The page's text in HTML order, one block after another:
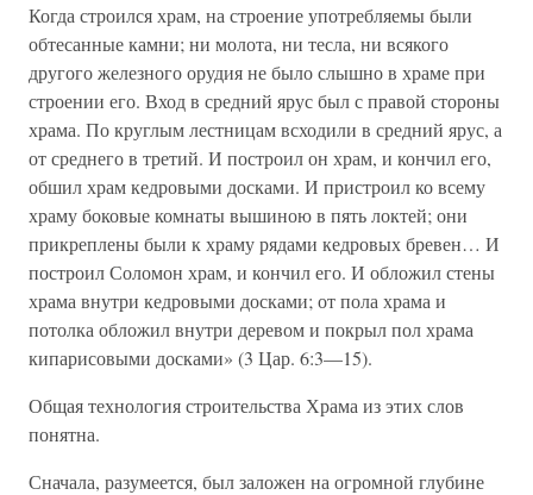
Когда строился храм, на строение употребляемы были
обтесанные камни; ни молота, ни тесла, ни всякого
другого железного орудия не было слышно в храме при
строении его. Вход в средний ярус был с правой стороны
храма. По круглым лестницам всходили в средний ярус, а
от среднего в третий. И построил он храм, и кончил его,
обшил храм кедровыми досками. И пристроил ко всему
храму боковые комнаты вышиною в пять локтей; они
прикреплены были к храму рядами кедровых бревен… И
построил Соломон храм, и кончил его. И обложил стены
храма внутри кедровыми досками; от пола храма и
потолка обложил внутри деревом и покрыл пол храма
кипарисовыми досками» (3 Цар. 6:3—15).
Общая технология строительства Храма из этих слов
понятна.
Сначала, разумеется, был заложен на огромной глубине